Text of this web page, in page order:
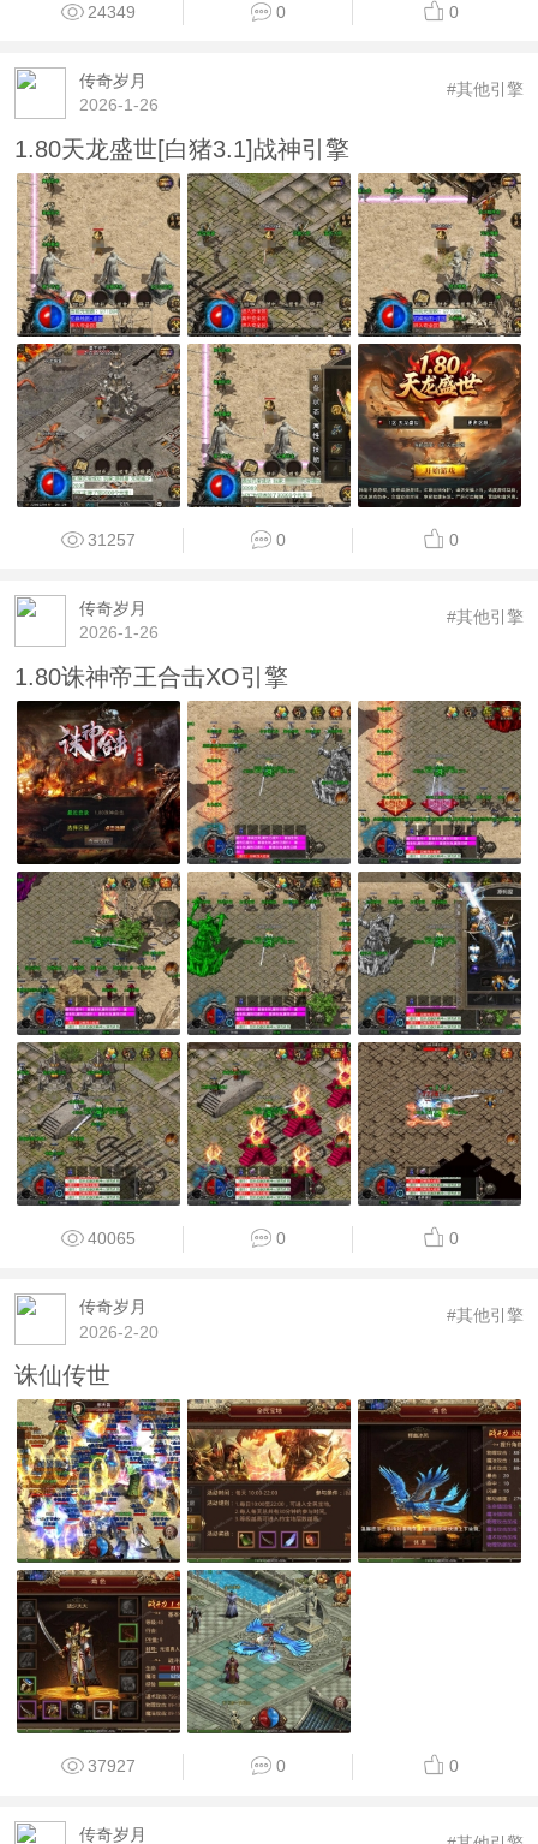
24349 0 0
传奇岁月
2026-1-26
#其他引擎
1.80天龙盛世[白猪3.1]战神引擎
31257 0 0
传奇岁月
2026-1-26
#其他引擎
1.80诛神帝王合击XO引擎
40065 0 0
传奇岁月
2026-2-20
#其他引擎
诛仙传世
37927 0 0
传奇岁月